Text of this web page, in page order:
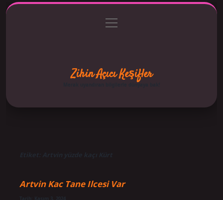
Gizlilik Politikası
menüyü
aç
Zihin Açıcı Keşifler
Merak uyandıran bilgilerle dünyaya bak!
Etiket: Artvin yüzde kaçı Kürt
Artvin Kac Tane Ilcesi Var